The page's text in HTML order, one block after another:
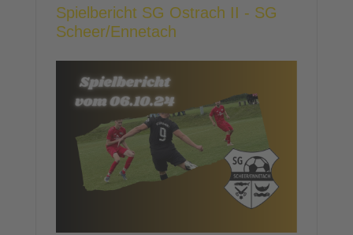
Spielbericht SG Ostrach II - SG
Scheer/Ennetach